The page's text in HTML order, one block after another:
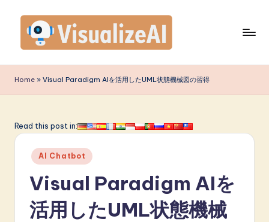
content
is
u
li
Home » Visual Paradigm AIを活用したUML状態機械図の習得
Read this post in:
Posted
in
AI Chatbot
Visual Paradigm AIを
活用したUML状態機械